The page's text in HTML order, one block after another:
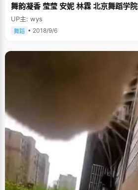
舞韵凝香 莹莹 安妮 林霖 北京舞蹈学院
UP主: wys
舞蹈 • 2018/9/6